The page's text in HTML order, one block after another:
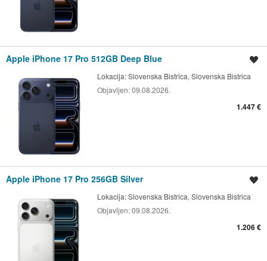
Apple iPhone 17 Pro 512GB Deep Blue
Lokacija:Slovenska Bistrica, Slovenska Bistrica
Objavljen:09.08.2026.
1.447 €
Apple iPhone 17 Pro 256GB Silver
Lokacija:Slovenska Bistrica, Slovenska Bistrica
Objavljen:09.08.2026.
1.206 €